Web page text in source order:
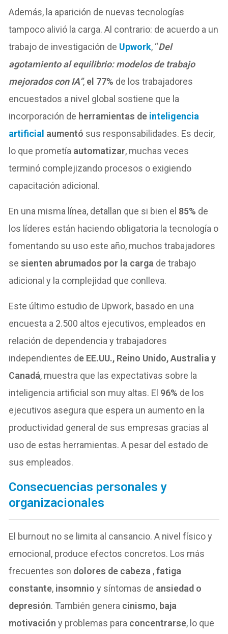
Además, la aparición de nuevas tecnologías
tampoco alivió la carga. Al contrario: de acuerdo a un
trabajo de investigación de Upwork, “Del
agotamiento al equilibrio: modelos de trabajo
mejorados con IA”, el 77% de los trabajadores
encuestados a nivel global sostiene que la
incorporación de herramientas de inteligencia
artificial aumentó sus responsabilidades. Es decir,
lo que prometía automatizar, muchas veces
terminó complejizando procesos o exigiendo
capacitación adicional.
En una misma línea, detallan que si bien el 85% de
los líderes están haciendo obligatoria la tecnología o
fomentando su uso este año, muchos trabajadores
sesienten abrumados por la carga de trabajo
adicional y la complejidad que conlleva.
Este último estudio de Upwork, basado en una
encuesta a 2.500 altos ejecutivos, empleados en
relación de dependencia y trabajadores
independientes de EE.UU., Reino Unido, Australia y
Canadá, muestra que las expectativas sobre la
inteligencia artificial son muy altas. El 96% de los
ejecutivos asegura que espera un aumento en la
productividad general de sus empresas gracias al
uso de estas herramientas. A pesar del estado de
sus empleados.
Consecuencias personales y
organizacionales
El burnout no se limita al cansancio. A nivel físico y
emocional, produce efectos concretos. Los más
frecuentes son dolores de cabeza ,fatiga
constante, insomnioy síntomas de ansiedad o
depresión. También genera cinismo, baja
motivación y problemas para concentrarse, lo que